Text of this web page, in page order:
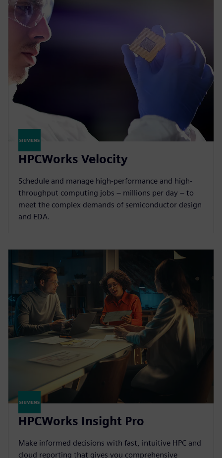
HPCWorks Velocity
Schedule and manage high-performance and high-
throughput computing jobs – millions per day – to
meet the complex demands of semiconductor design
and EDA.
HPCWorks Insight Pro
Make informed decisions with fast, intuitive HPC and
cloud reporting that gives you comprehensive